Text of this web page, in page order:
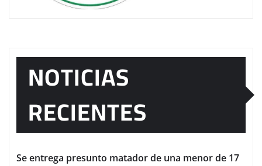
NOTICIAS
RECIENTES
Se entrega presunto matador de una menor de 17